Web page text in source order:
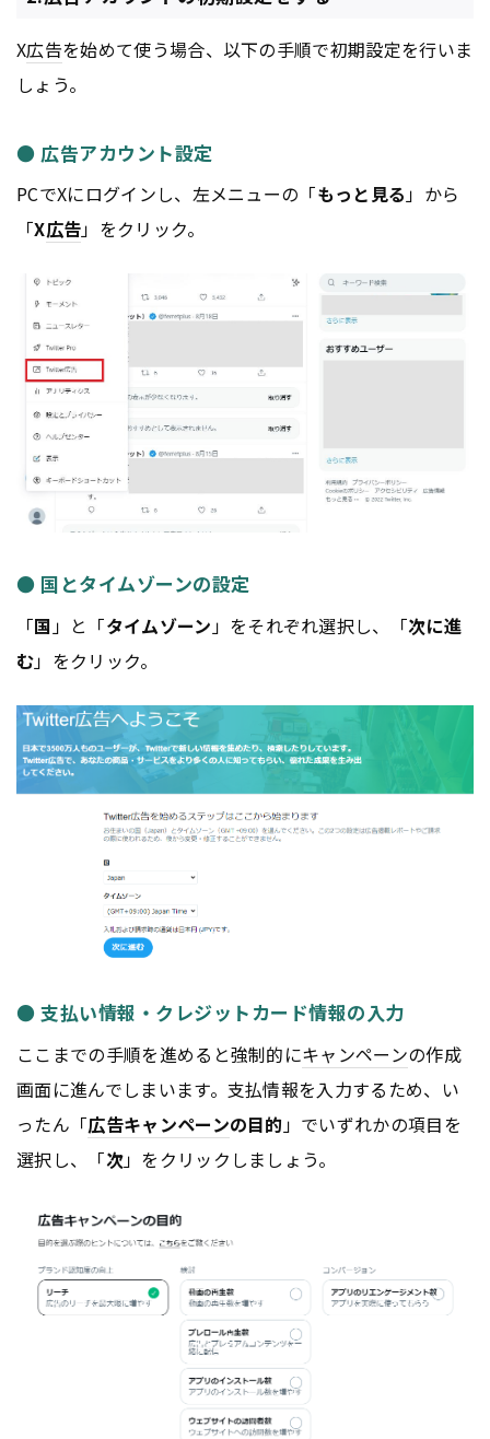
X広告を始めて使う場合、以下の手順で初期設定を行いま
しょう。
● 広告アカウント設定
PCでXにログインし、左メニューの「もっと見る」から
「X広告」をクリック。
● 国とタイムゾーンの設定
「国 」と「タイムゾーン 」をそれぞれ選択し、「次に進
む」をクリック。
● 支払い情報・クレジットカード情報の入力
ここまでの手順を進めると強制的にキャンペーンの作成
画面に進んでしまいます。支払情報を入力するため、い
ったん「広告キャンペーンの目的 」でいずれかの項目を
選択し、「次」をクリックしましょう。